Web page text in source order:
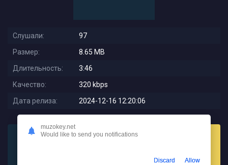
Слушали:
97
Размер:
8.65 MB
Длительность:
3:46
Качество:
320 kbps
Дата релиза:
2024-12-16 12:20:06
muzokey.net
Would like to send you notifications
Discard Allow